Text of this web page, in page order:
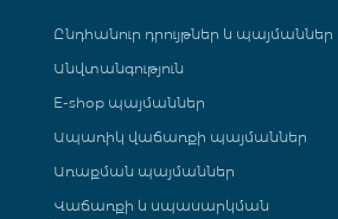
Ընդհանուր դրույթներ և պայմաններ
Անվտանգություն
E-shop պայմաններ
Ապառիկ վաճառքի պայմաններ
Առաքման պայմաններ
Վաճառքի և սպասարկման